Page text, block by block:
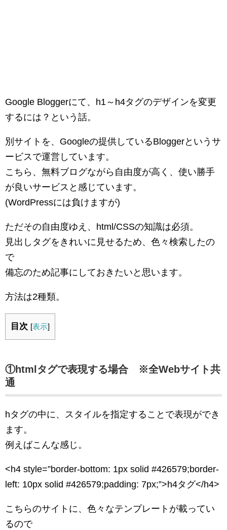
Google Bloggerにて、h1～h4タグのデザインを変更
するには？という話。
別サイトを、Googleの提供しているBloggerというサ
ービスで運営しています。
こちら、無料ブログながら自由度が高く、使い勝手
が良いサービスと感じています。
(WordPressには負けますが)
ただその自由度ゆえ、html/CSSの知識は必須。
見出しタグをきれいに見せるため、色々検索したの
で
備忘のため記事にしておきたいと思います。
方法は2種類。
目次 [表示]
①htmlタグで表現する場合 ※全Webサイト共
通
hタグの中に、スタイルを指定することで表現ができ
ます。
例えばこんな感じ。
<h4 style=”border-bottom: 1px solid #426579;border-
left: 10px solid #426579;padding: 7px;”>h4タグ</h4>
こちらのサイトに、色々なテンプレートが載ってい
るので